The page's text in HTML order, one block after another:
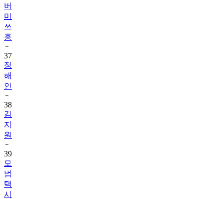
버
미
쓰
홍
37
정
해
인
38
김
지
원
39
모
범
택
시